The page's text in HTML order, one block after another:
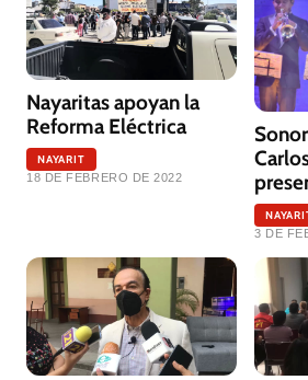
Nayaritas apoyan la
Reforma Eléctrica
NAYARIT
18 DE FEBRERO DE 2022
3 DE